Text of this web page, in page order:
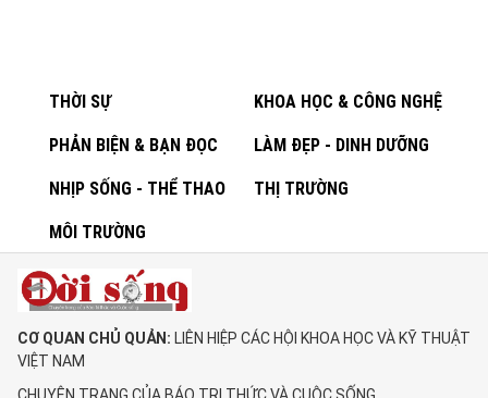
THỜI SỰ KHOA HỌC & CÔNG NGHỆ
PHẢN BIỆN & BẠN ĐỌC LÀM ĐẸP - DINH DƯỠNG
NHỊP SỐNG - THỂ THAO THỊ TRƯỜNG
MÔI TRƯỜNG
CƠ QUAN CHỦ QUẢN: LIÊN HIỆP CÁC HỘI KHOA HỌC VÀ KỸ THUẬT
VIỆT NAM